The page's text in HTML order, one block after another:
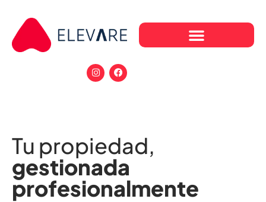
Tu propiedad,
gestionada
profesionalmente